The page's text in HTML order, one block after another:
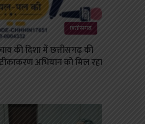
छत्तीसगढ़
की दिशा में छत्तीसगढ़ की
अभियान को मिल रहा